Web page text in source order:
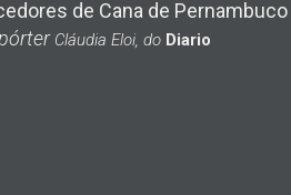
de Cana de
Cláudia Eloi, do Diario